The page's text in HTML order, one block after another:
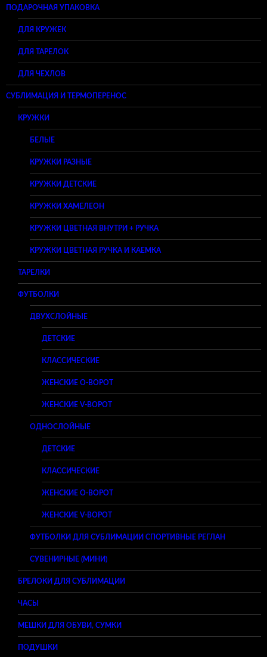
ПОДАРОЧНАЯ УПАКОВКА
ДЛЯ КРУЖЕК
ДЛЯ ТАРЕЛОК
ДЛЯ ЧЕХЛОВ
СУБЛИМАЦИЯ И ТЕРМОПЕРЕНОС
КРУЖКИ
БЕЛЫЕ
КРУЖКИ РАЗНЫЕ
КРУЖКИ ДЕТСКИЕ
КРУЖКИ ХАМЕЛЕОН
КРУЖКИ ЦВЕТНАЯ ВНУТРИ + РУЧКА
КРУЖКИ ЦВЕТНАЯ РУЧКА И КАЕМКА
ТАРЕЛКИ
ФУТБОЛКИ
ДВУХСЛОЙНЫЕ
ДЕТСКИЕ
КЛАССИЧЕСКИЕ
ЖЕНСКИЕ O-ВОРОТ
ЖЕНСКИЕ V-ВОРОТ
ОДНОСЛОЙНЫЕ
ДЕТСКИЕ
КЛАССИЧЕСКИЕ
ЖЕНСКИЕ O-ВОРОТ
ЖЕНСКИЕ V-ВОРОТ
ФУТБОЛКИ ДЛЯ СУБЛИМАЦИИ СПОРТИВНЫЕ РЕГЛАН
СУВЕНИРНЫЕ (МИНИ)
БРЕЛОКИ ДЛЯ СУБЛИМАЦИИ
ЧАСЫ
МЕШКИ ДЛЯ ОБУВИ, СУМКИ
ПОДУШКИ